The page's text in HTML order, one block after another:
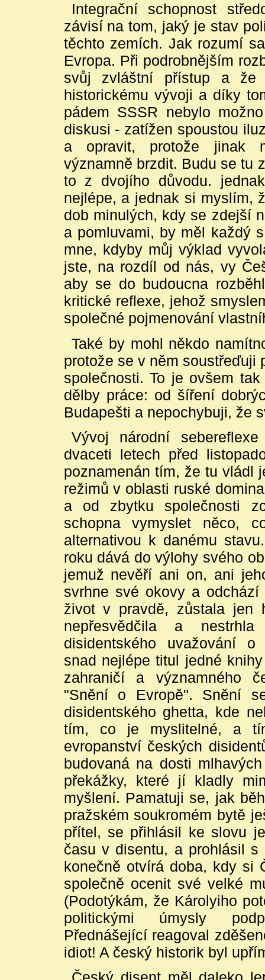
Integrační schopnost
závisí na tom, jaký je stav
těchto zemích. Jak rozumí
Evropa. Při podrobnějším
svůj zvláštní přístup a
historickému vývoji a díky
pádem SSSR nebylo
diskusi - zatížen spoustou
a opravit, protože jinak
významně brzdit. Budu se tu
to z dvojího důvodu.
nejlépe, a jednak si myslím,
dob minulých, kdy se zdejší
a pomluvami, by měl každý
mne, kdyby můj výklad
jste, na rozdíl od nás, vy
aby se do budoucna
kritické reflexe, jehož
společné pojmenování
Také by mohl někdo
protože se v něm soustřeďuji
společnosti. To je ovšem
dělby práce: od šíření
Budapešti a nepochybuji, že
Vývoj národní
dvaceti letech před
poznamenán tím, že tu vládl
režimů v oblasti ruské
a od zbytku společnosti
schopna vymyslet něco,
alternativou k danému
roku dává do výlohy svého
jemuž nevěří ani on, ani
svrhne své okovy a
život v pravdě, zůstala jen
nepřesvědčila a
disidentského uvažování o
snad nejlépe titul jedné
zahraničí a významného
"Snění o Evropě". Snění
disidentského ghetta, kde
tím, co je myslitelné, a
evropanství českých
budovaná na dosti
překážky, které jí kladly
myšlení. Pamatuji se, jak
pražském soukromém bytě
přítel, se přihlásil ke slovu
času v disentu, a prohlásil
konečně otvírá doba, kdy si
společně ocenit své velké
(Podotýkám, že Károlyiho
politickými úmysly
Přednášející reagoval
idiot! A český historik byl